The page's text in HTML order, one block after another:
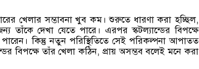
খেলার সম্ভাবনা খুব কম। শুরুতে ধারণা করা হচ্ছিল,
তাঁকে দেখা যেতে পারে। এরপর স্কটল্যান্ডের বিপক্ষে
কিন্তু নতুন পরিস্থিতিতে সেই পরিকল্পনা আপাতত
বিপক্ষে তাঁর খেলা কঠিন, প্রায় অসম্ভব বলেই মনে করা